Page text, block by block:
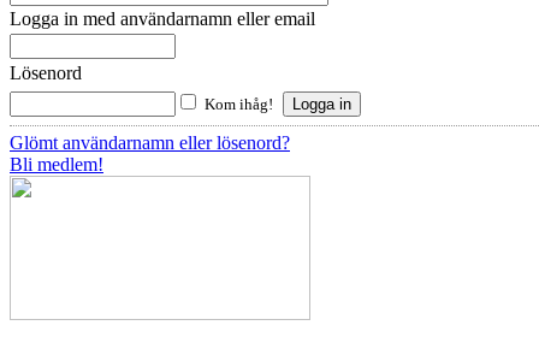
Logga in med användarnamn eller email
Lösenord
Kom ihåg!
Glömt användarnamn eller lösenord?
Bli medlem!